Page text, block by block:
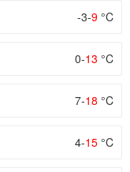
-3-9 °C
0-13 °C
7-18 °C
4-15 °C